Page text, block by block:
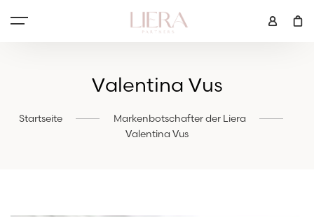
Valentina Vus
Startseite
Markenbotschafter der Liera
Valentina Vus